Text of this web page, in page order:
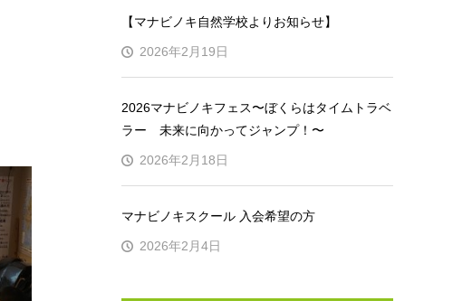
【マナビノキ自然学校よりお知らせ】
2026年2月19日
2026マナビノキフェス〜ぼくらはタイムトラベ
ラー 未来に向かってジャンプ！〜
2026年2月18日
マナビノキスクール 入会希望の方
2026年2月4日